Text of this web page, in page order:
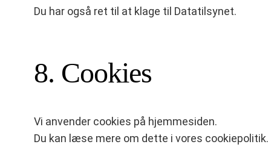
Du har også ret til at klage til Datatilsynet.
8. Cookies
Vi anvender cookies på hjemmesiden.
Du kan læse mere om dette i vores cookiepolitik.